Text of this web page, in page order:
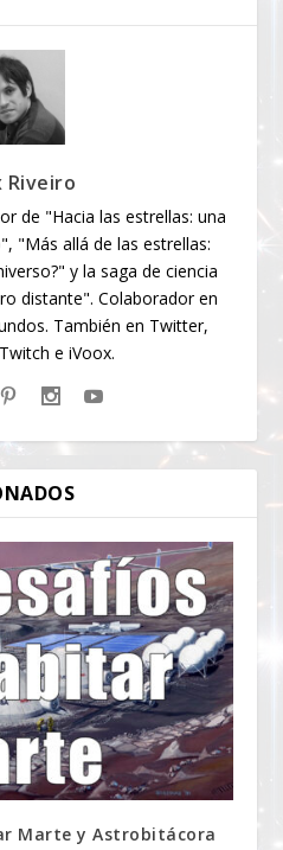
Riveiro
de "Hacia las estrellas: una
"Más allá de las estrellas:
y la saga de ciencia
distante". Colaborador en
También en Twitter,
e iVoox.
Marte y Astrobitácora